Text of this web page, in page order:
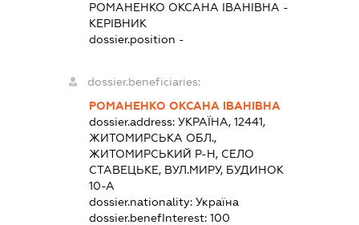
РОМАНЕНКО ОКСАНА ІВАНІВНА -
КЕРІВНИК
dossier.position -
dossier.beneficiaries:
РОМАНЕНКО ОКСАНА ІВАНІВНА
dossier.address:УКРАЇНА, 12441,
ЖИТОМИРСЬКА ОБЛ.,
ЖИТОМИРСЬКИЙ Р-Н, СЕЛО
СТАВЕЦЬКЕ, ВУЛ.МИРУ, БУДИНОК
10-А
dossier.nationality:Україна
dossier.benefInterest:100